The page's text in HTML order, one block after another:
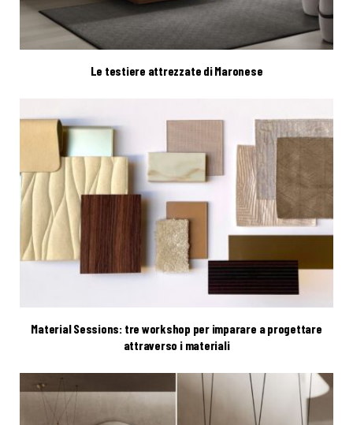
Le testiere attrezzate di Maronese
Material Sessions: tre workshop per imparare a progettare
attraverso i materiali